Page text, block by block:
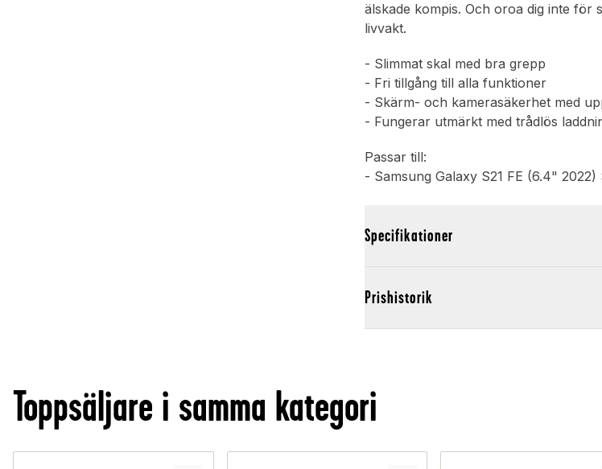
älskade kompis. Och oroa dig inte för
livvakt.
- Slimmat skal med bra grepp
- Fri tillgång till alla funktioner
- Skärm- och kamerasäkerhet med
- Fungerar utmärkt med trådlös
Passar till:
- Samsung Galaxy S21 FE (6.4" 2022)
Specifikationer
Prishistorik
Toppsäljare i samma kategori